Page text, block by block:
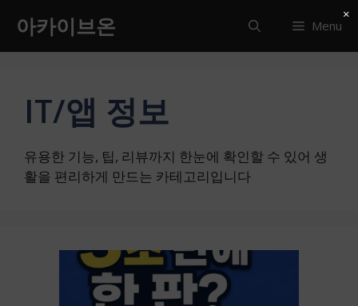
츠
아카이브온 Menu
IT/앱 정보
유용한 기능, 팁, 리뷰까지 한눈에 확인할 수 있어 생
활을 편리하게 만드는 카테고리입니다
×